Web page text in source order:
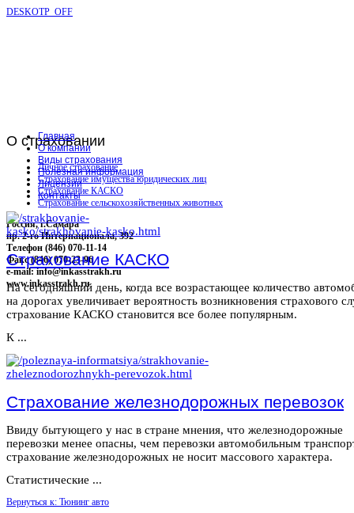
DESKOTP_OFF
О страховании
Личное страхование
Страхование имущества юридических лиц
Страхование КАСКО
Страхование сельскохозяйственных животных
Россия, г.Самара
пр. 2-го Интернационала, 392
Телефон (846) 070-11-14
Факс (846) 070-23-96
e-mail: info@inkasstrakh.ru
www.inkasstrakh.ru
Главная
О компании
Виды страхования
Полезная информация
Лицензии
Контакты
Страхование КАСКО
На сегодняшний день, когда все возрастающее количество
на дорогах увеличивает вероятность возникновения страхового
страхование КАСКО становится все более популярным.
К ...
Страхование железнодорожных перевозок
Ввиду бытующего у нас в стране мнения, что железнодорожные
перевозки менее опасны, чем перевозки автомобильным
страхование железнодорожных не носит массового характера.
Статистические ...
Вернуться к: Тюнинг авто